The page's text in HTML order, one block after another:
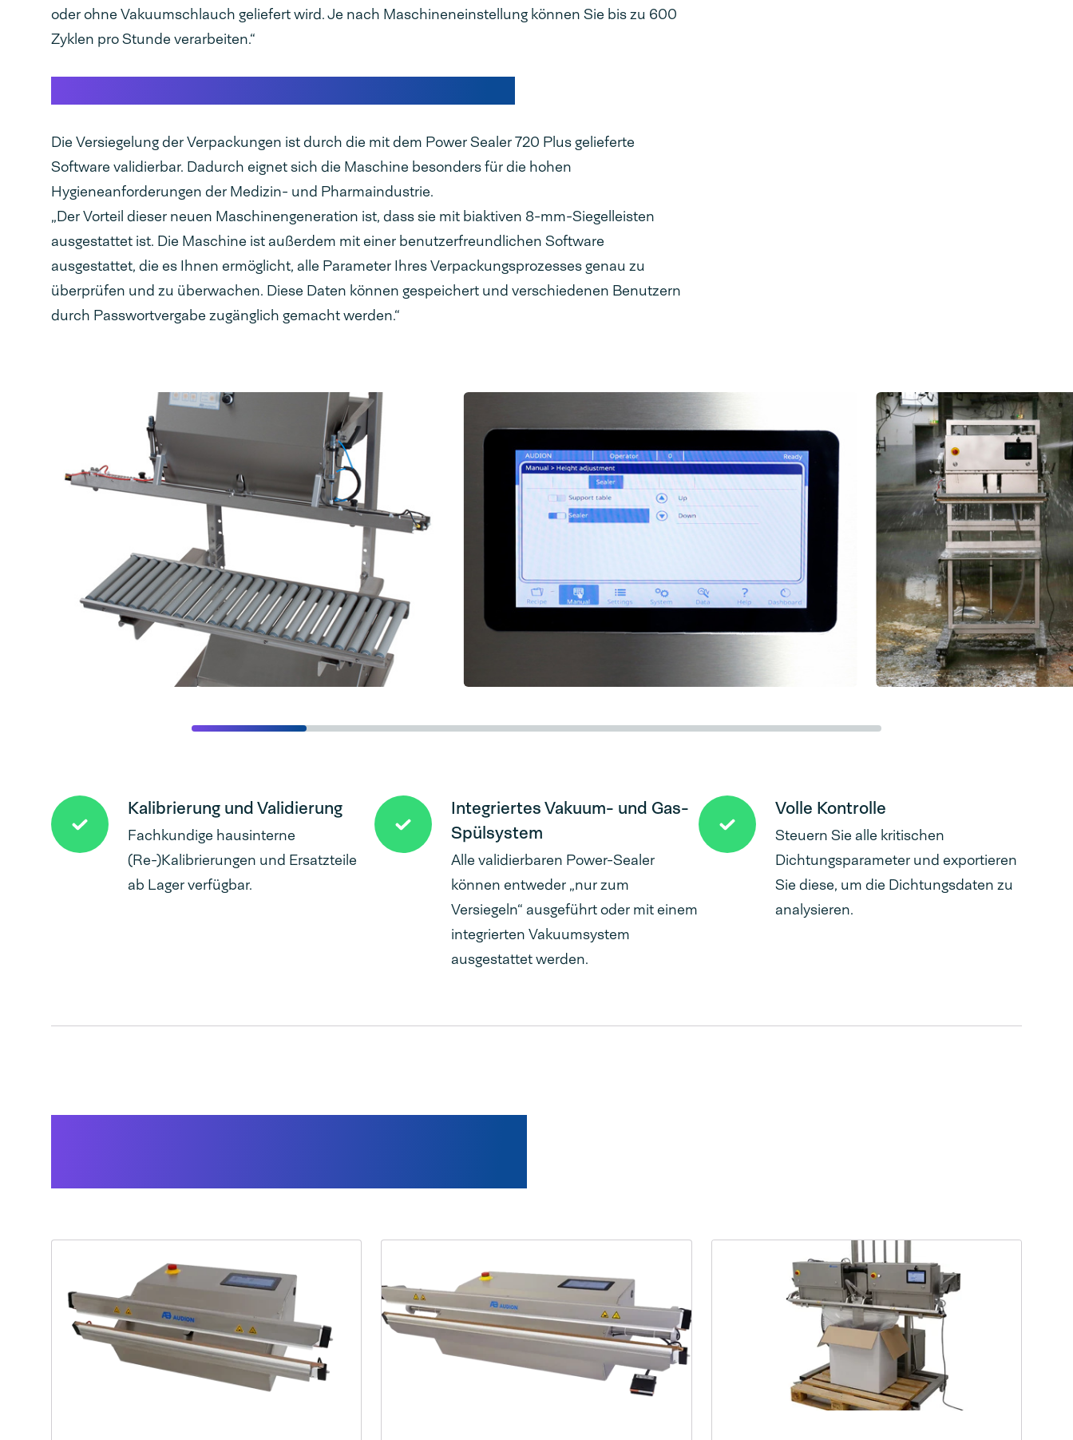
oder ohne Vakuumschlauch geliefert wird. Je nach Maschineneinstellung können Sie bis zu 600
Zyklen pro Stunde verarbeiten.“
Die Versiegelung der Verpackungen ist durch die mit dem Power Sealer 720 Plus gelieferte
Software validierbar. Dadurch eignet sich die Maschine besonders für die hohen
Hygieneanforderungen der Medizin- und Pharmaindustrie.
„Der Vorteil dieser neuen Maschinengeneration ist, dass sie mit biaktiven 8-mm-Siegelleisten
ausgestattet ist. Die Maschine ist außerdem mit einer benutzerfreundlichen Software
ausgestattet, die es Ihnen ermöglicht, alle Parameter Ihres Verpackungsprozesses genau zu
überprüfen und zu überwachen. Diese Daten können gespeichert und verschiedenen Benutzern
durch Passwortvergabe zugänglich gemacht werden.“
Kalibrierung und Validierung
Fachkundige hausinterne
(Re-)Kalibrierungen und Ersatzteile
ab Lager verfügbar.
Integriertes Vakuum- und Gas-
Spülsystem
Alle validierbaren Power-Sealer
können entweder „nur zum
Versiegeln“ ausgeführt oder mit einem
integrierten Vakuumsystem
ausgestattet werden.
Volle Kontrolle
Steuern Sie alle kritischen
Dichtungsparameter und exportieren
Sie diese, um die Dichtungsdaten zu
analysieren.